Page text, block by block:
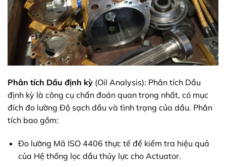
Phân tích Dầu định kỳ (Oil Analysis): Phân tích Dầu
định kỳ là công cụ chẩn đoán quan trọng nhất, có mục
đích đo lường Độ sạch dầu và tình trạng của dầu. Phân
tích bao gồm:
Đo lường Mã ISO 4406 thực tế để kiểm tra hiệu quả
của Hệ thống lọc dầu thủy lực cho Actuator.